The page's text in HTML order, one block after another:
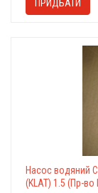
ПРИДБАТИ
Насос водяний
(KLAT) 1.5 (Пр-во